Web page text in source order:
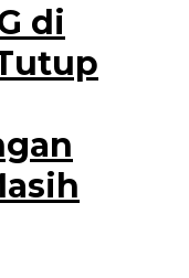
di